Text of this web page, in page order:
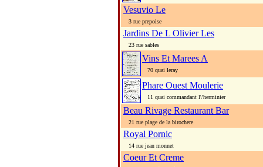
Vesuvio Le
3 rue prepoise
Jardins De L Olivier Les
23 rue sables
Vins Et Marees A
70 quai leray
Phare Ouest Moulerie
11 quai commandant l\'herminier
Beau Rivage Restaurant Bar
21 rue plage de la birochere
Royal Pornic
14 rue jean monnet
Coeur Et Creme